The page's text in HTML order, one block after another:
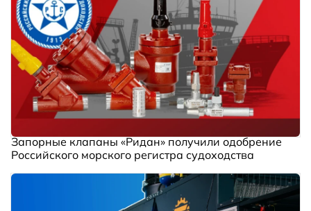
Запорные клапаны «Ридан» получили одобрение
Российского морского регистра судоходства